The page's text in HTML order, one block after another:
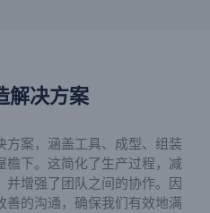
解决方案
方案，涵盖工具、成型、组装
檐下。这简化了生产过程，减
增强了团队之间的协作。因
善的沟通，确保我们有效地满